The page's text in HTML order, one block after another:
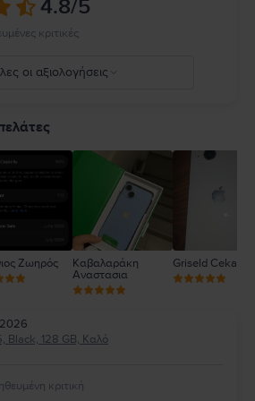
καλωδίων ή προσαρμογέων ή η
μπορεί να προκαλέσει πυρκαγιά,
ή ζημιά στο iPhone ή σε άλλη περιουσία.
ios
4.8/5
κριτικές
οι αξιολογήσεις
4
Ζωηρός
Καβαλαράκη
Αναστασια
Griseld Ceka
Black, 128 GB, Καλό
κριτική